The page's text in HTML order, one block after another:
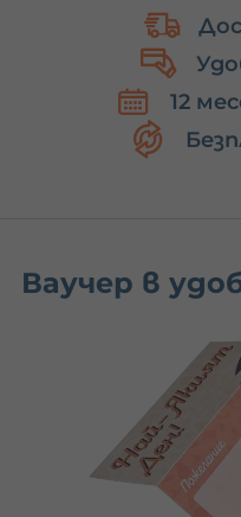
12
Ваучер в